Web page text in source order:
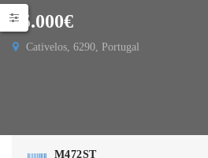
35.000€
Cativelos, 6290, Portugal
M472ST